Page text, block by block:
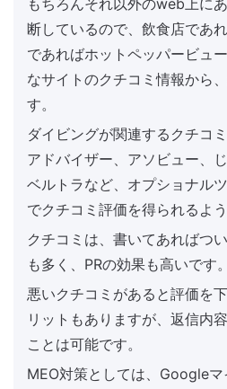
もちろんそれ以外のweb上に
断しているので、飲食店であ
であればホットペッパービュ
なサイトのクチコミ情報から
す。
ダイビングが関連するクチコ
アドバイザー、アソビュー、
ベルトラなど、オプショナル
でクチコミ評価を得られるよ
クチコミは、書いてあればつ
も多く、PRの効果も高いです。
悪いクチコミがあると評価を
リットもありますが、返信内
ことは可能です。
MEO対策としては、Googleマ